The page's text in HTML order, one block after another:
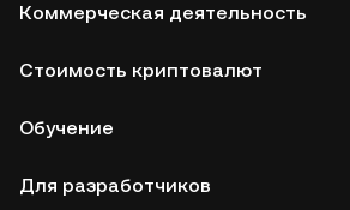
Коммерческая деятельность
Стоимость криптовалют
Обучение
Для разработчиков